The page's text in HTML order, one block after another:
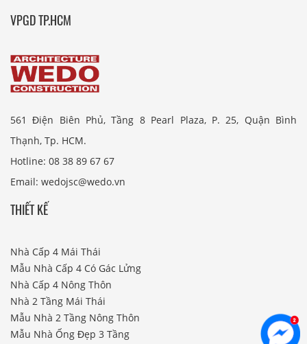
VPGD TP.HCM
561 Điện Biên Phủ, Tầng 8 Pearl Plaza, P. 25, Quận Bình
Thạnh, Tp. HCM.
Hotline: 08 38 89 67 67
Email: wedojsc@wedo.vn
THIẾT KẾ
Nhà Cấp 4 Mái Thái
Mẫu Nhà Cấp 4 Có Gác Lửng
Nhà Cấp 4 Nông Thôn
Nhà 2 Tầng Mái Thái
Mẫu Nhà 2 Tầng Nông Thôn
Mẫu Nhà Ống Đẹp 3 Tầng